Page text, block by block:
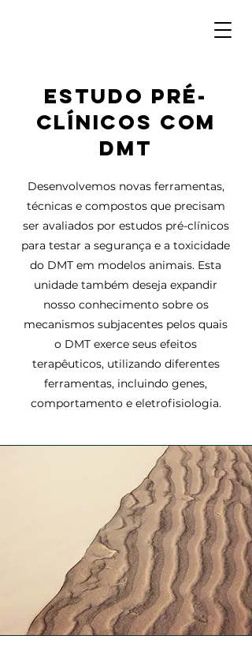
ESTUDO PRÉ-
CLÍNICOS COM
DMT
Desenvolvemos novas ferramentas,
técnicas e compostos que precisam
ser avaliados por estudos pré-clínicos
para testar a segurança e a toxicidade
do DMT em modelos animais. Esta
unidade também deseja expandir
nosso conhecimento sobre os
mecanismos subjacentes pelos quais
o DMT exerce seus efeitos
terapêuticos, utilizando diferentes
ferramentas, incluindo genes,
comportamento e eletrofisiologia.